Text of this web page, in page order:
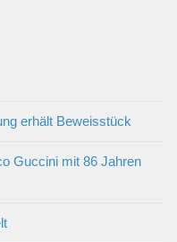
erhält Beweisstück
Guccini mit 86 Jahren